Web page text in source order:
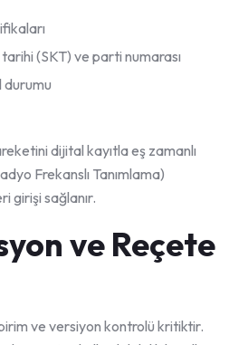
(SKT) ve parti numarası
durumu
dijital kayıtla eş zamanlı
Frekanslı Tanımlama)
girişi sağlanır.
ve Reçete
ve versiyon kontrolü kritiktir.